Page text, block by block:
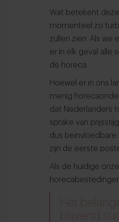
Wat betekent
momenteel zo
zullen zien. Als
er in elk geval alle
de horeca.
Hoewel er in ons
menig
dat Nederlanders
sprake van
dus beïnvloedbare
zijn de eerste
Als de huidige
Het
blijvend